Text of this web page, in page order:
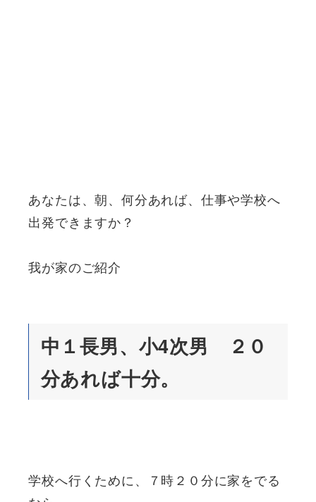
あなたは、朝、何分あれば、仕事や学校へ
出発できますか？
我が家のご紹介
中１長男、小4次男 ２０
分あれば十分。
学校へ行くために、７時２０分に家をでる